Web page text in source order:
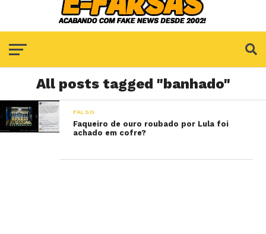
All posts tagged "banhado"
FALSO
Faqueiro de ouro roubado por Lula foi
achado em cofre?